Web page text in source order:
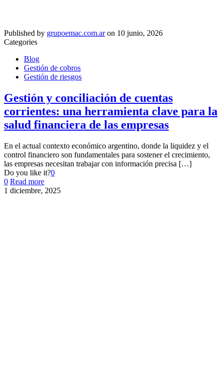
Published by grupoemac.com.ar on 10 junio, 2026
Categories
Blog
Gestión de cobros
Gestión de riesgos
Gestión y conciliación de cuentas
corrientes: una herramienta clave para la
salud financiera de las empresas
En el actual contexto económico argentino, donde la liquidez y el
control financiero son fundamentales para sostener el crecimiento,
las empresas necesitan trabajar con información precisa […]
Do you like it?0
0 Read more
1 diciembre, 2025